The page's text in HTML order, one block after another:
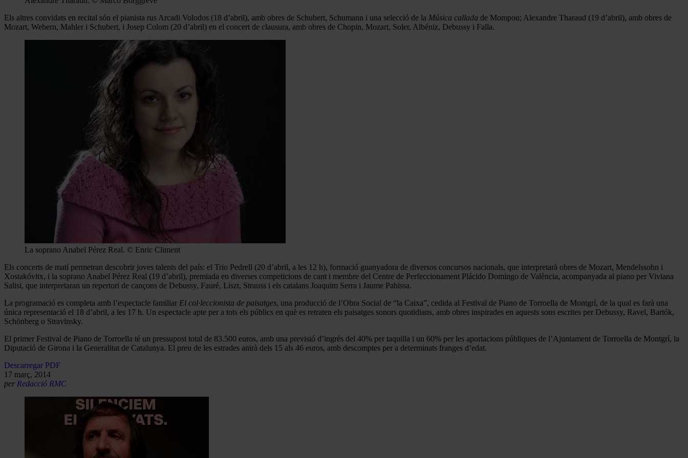
Els altres convidats en recital són el pianista rus Arcadi Volodos (18 d’abril), amb obres de Schubert, Schumann i una selecció de la Música callada de Mompou; Alexandre Tharaud (19 d’abril), amb obres de
Mozart, Webern, Mahler i Schubert, i Josep Colom (20 d’abril) en el concert de clausura, amb obres de Chopin, Mozart, Soler, Albéniz, Debussy i Falla.
La soprano Anabel Pérez Real. © Enric Climent
Els concerts de matí permetran descobrir joves talents del país: el Trio Pedrell (20 d’abril, a les 12 h), formació guanyadora de diversos concursos nacionals, que interpretarà obres de Mozart, Mendelssohn i
Xostakóvitx, i la soprano Anabel Pérez Real (19 d’abril), premiada en diverses competicions de cant i membre del Centre de Perfeccionament Plácido Domingo de València, acompanyada al piano per Viviana
Salisi, que interpretaran un repertori de cançons de Debussy, Fauré, Liszt, Strauss i els catalans Joaquim Serra i Jaume Pahissa.
La programació es completa amb l’espectacle familiar El col·leccionista de paisatges, una producció de l’Obra Social de “la Caixa”, cedida al Festival de Piano de Torroella de Montgrí, de la qual es farà una
única representació el 18 d’abril, a les 17 h. Un espectacle apte per a tots els públics en què es retraten els paisatges sonors quotidians, amb obres inspirades en aquests sons escrites per Debussy, Ravel, Bartók,
Schönberg o Stravinsky.
El primer Festival de Piano de Torroella té un pressupost total de 83.500 euros, amb una previsió d’ingrés del 40% per taquilla i un 60% per les aportacions públiques de l’Ajuntament de Torroella de Montgrí, la
Diputació de Girona i la Generalitat de Catalunya. El preu de les estrades anirà dels 15 als 46 euros, amb descomptes per a determinats franges d’edat.
Descarregar PDF
17 març, 2014
per Redacció RMC